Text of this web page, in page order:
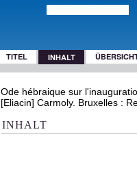
TITEL INHALT
Ode hébraique sur
[Eliacin] Carmoly. Bruxelles :
INHALT